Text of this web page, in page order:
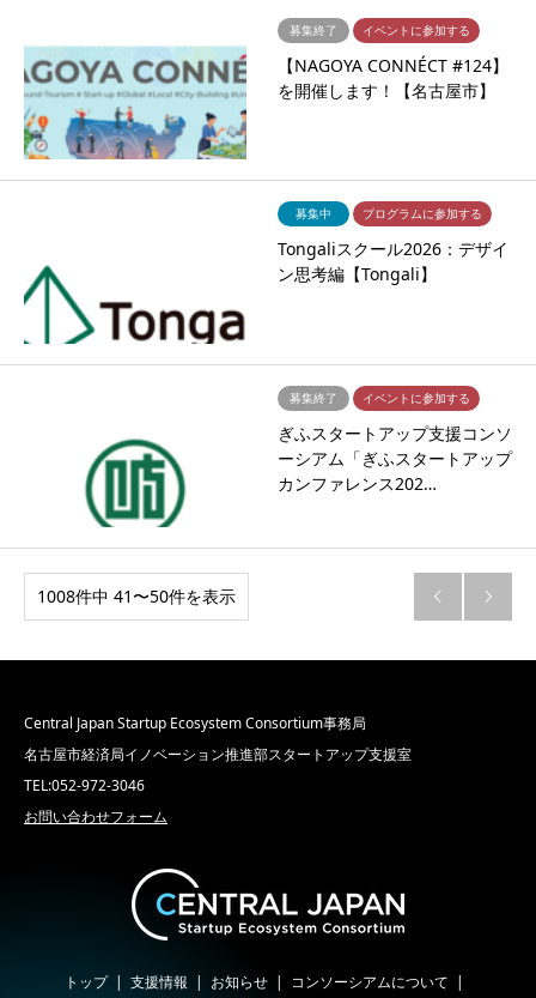
募集終了 イベントに参加する
【NAGOYA CONNÉCT #124】
を開催します！【名古屋市】
募集中 プログラムに参加する
Tongaliスクール2026：デザイ
ン思考編【Tongali】
募集終了 イベントに参加する
ぎふスタートアップ支援コンソ
ーシアム「ぎふスタートアップ
カンファレンス202…
1008件中 41〜50件を表示  
Central Japan Startup Ecosystem Consortium事務局
名古屋市経済局イノベーション推進部スタートアップ支援室
TEL:052-972-3046
お問い合わせフォーム
トップ 支援情報 お知らせ コンソーシアムについて